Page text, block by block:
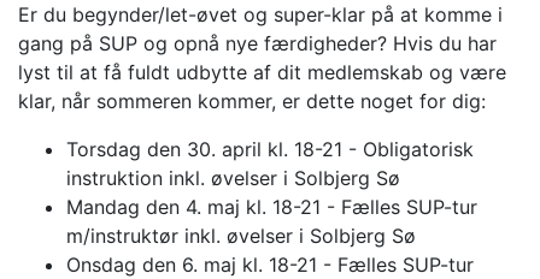
Er du begynder/let-øvet og super-klar på at komme i
gang på SUP og opnå nye færdigheder? Hvis du har
lyst til at få fuldt udbytte af dit medlemskab og være
klar, når sommeren kommer, er dette noget for dig:
Torsdag den 30. april kl. 18-21 - Obligatorisk
instruktion inkl. øvelser i Solbjerg Sø
Mandag den 4. maj kl. 18-21 - Fælles SUP-tur
m/instruktør inkl. øvelser i Solbjerg Sø
Onsdag den 6. maj kl. 18-21 - Fælles SUP-tur